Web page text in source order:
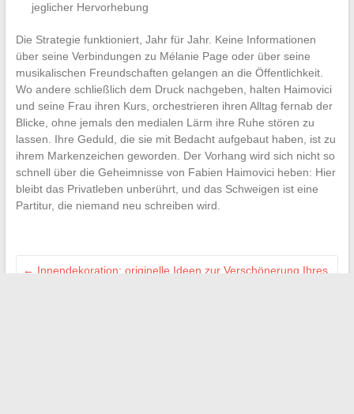
jeglicher Hervorhebung
Die Strategie funktioniert, Jahr für Jahr. Keine Informationen
über seine Verbindungen zu Mélanie Page oder über seine
musikalischen Freundschaften gelangen an die Öffentlichkeit.
Wo andere schließlich dem Druck nachgeben, halten Haimovici
und seine Frau ihren Kurs, orchestrieren ihren Alltag fernab der
Blicke, ohne jemals den medialen Lärm ihre Ruhe stören zu
lassen. Ihre Geduld, die sie mit Bedacht aufgebaut haben, ist zu
ihrem Markenzeichen geworden. Der Vorhang wird sich nicht so
schnell über die Geheimnisse von Fabien Haimovici heben: Hier
bleibt das Privatleben unberührt, und das Schweigen ist eine
Partitur, die niemand neu schreiben wird.
← Innendekoration: originelle Ideen zur Verschönerung Ihres